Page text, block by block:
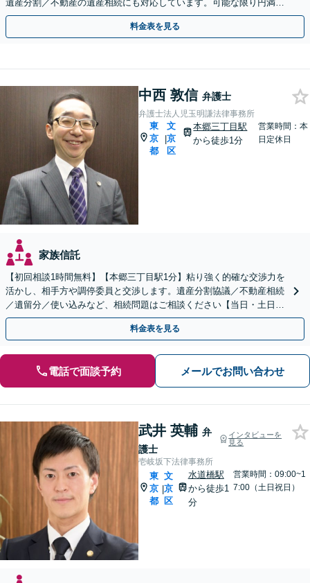
遺産分割／不動産の遺産相続にも対応しています。可能な限り円満解
決へ。
料金表を見る
中西 敦信 弁護士
弁護士法人児玉明謙法律事務所
東
京
都
|
文
京
区
本郷三丁目駅
から徒歩1分
営業時間：本
日定休日
家族信託
【初回相談1時間無料】【本郷三丁目駅1分】粘り強く的確な交渉力を
活かし、相手方や調停委員と交渉します。遺産分割協議／不動産相続
／遺留分／使い込みなど、相続問題はご相談ください【当日・土日対
応可】トラブル前の段階でも相談可。メール24時間受付
料金表を見る
電話で面談予約 メールでお問い合わせ
武井 英輔 弁
護士
インタビューを
見る
壱岐坂下法律事務所
東
京
都
|
文
京
区
水道橋駅
から徒歩1
分
営業時間：09:00~1
7:00（土日祝日）